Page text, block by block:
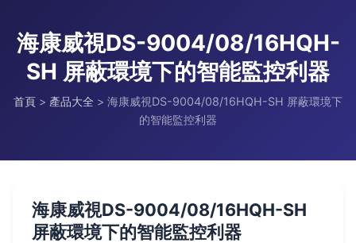
海康威視DS-9004/08/16HQH-
SH 屏蔽環境下的智能監控利器
首頁 > 產品大全 > 海康威視DS-9004/08/16HQH-SH 屏蔽環境下
的智能監控利器
海康威視DS-9004/08/16HQH-SH
屏蔽環境下的智能監控利器